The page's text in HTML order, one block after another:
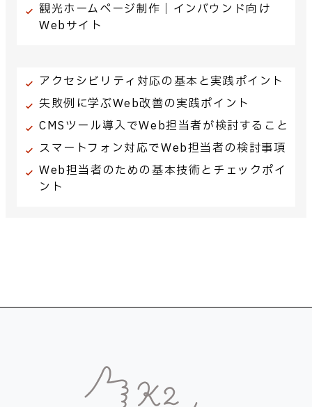
観光ホームページ制作｜インバウンド向け
Webサイト
アクセシビリティ対応の基本と実践ポイント
失敗例に学ぶWeb改善の実践ポイント
CMSツール導入でWeb担当者が検討すること
スマートフォン対応でWeb担当者の検討事項
Web担当者のための基本技術とチェックポイ
ント